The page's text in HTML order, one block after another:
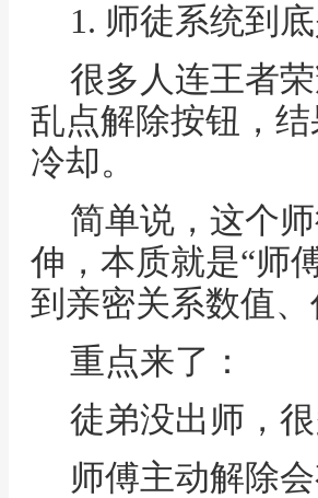
1. 师徒系统到
很多人连王者
乱点解除按钮，
冷却。
简单说，这个
伸，本质就是“师
到亲密关系数值
重点来了：
徒弟没出师，
师傅主动解除